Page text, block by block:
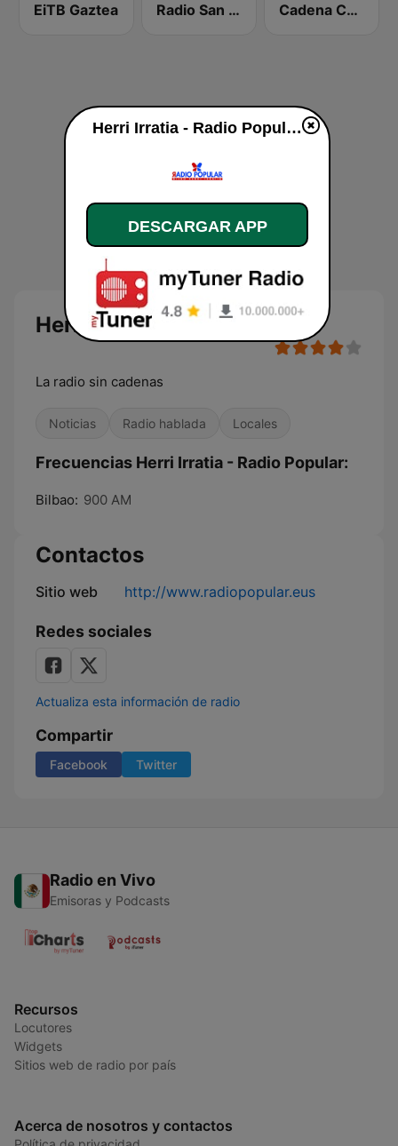
EiTB Gaztea Radio San Sebastián SER Cadena COPE San Sebastián
Herri Irratia - Radio Popular
La radio sin cadenas
Noticias Radio hablada Locales
Frecuencias Herri Irratia - Radio Popular:
Bilbao: 900 AM
Contactos
Sitio web http://www.radiopopular.eus
Redes sociales
Actualiza esta información de radio
Compartir
Facebook Twitter
Radio en Vivo
Emisoras y Podcasts
Recursos
Locutores
Widgets
Sitios web de radio por país
Acerca de nosotros y contactos
Herri Irratia - Radio Popular en vivo
DESCARGAR APP